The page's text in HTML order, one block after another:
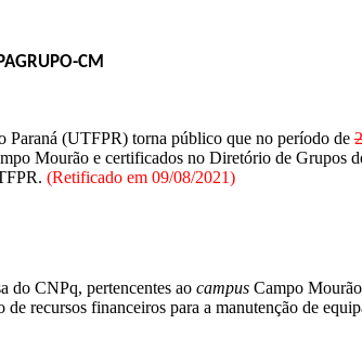
CM
(UTFPR) torna público que no período de
Mourão e certificados no Diretório de Grupos
(Retificado em 09/08/2021)
do CNPq, pertencentes ao campus Campo
recursos financeiros para a manutenção de